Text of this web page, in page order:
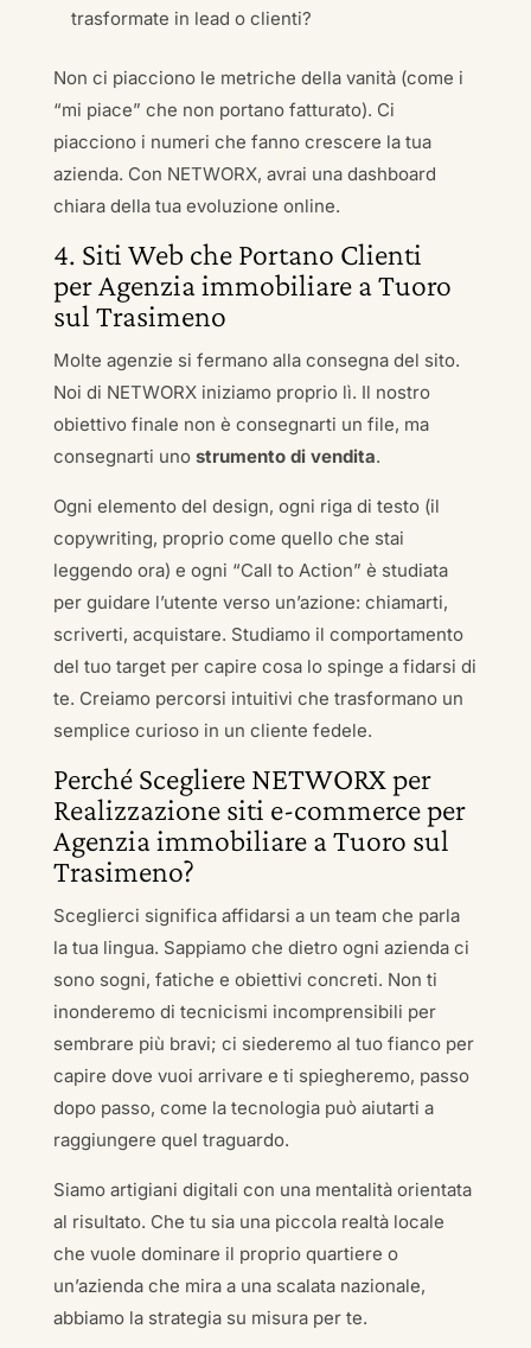
trasformate in lead o clienti?
Non ci piacciono le metriche della vanità (come i
“mi piace” che non portano fatturato). Ci
piacciono i numeri che fanno crescere la tua
azienda. Con NETWORX, avrai una dashboard
chiara della tua evoluzione online.
4. Siti Web che Portano Clienti
per Agenzia immobiliare a Tuoro
sul Trasimeno
Molte agenzie si fermano alla consegna del sito.
Noi di NETWORX iniziamo proprio lì. Il nostro
obiettivo finale non è consegnarti un file, ma
consegnarti uno strumento di vendita.
Ogni elemento del design, ogni riga di testo (il
copywriting, proprio come quello che stai
leggendo ora) e ogni “Call to Action” è studiata
per guidare l’utente verso un’azione: chiamarti,
scriverti, acquistare. Studiamo il comportamento
del tuo target per capire cosa lo spinge a fidarsi di
te. Creiamo percorsi intuitivi che trasformano un
semplice curioso in un cliente fedele.
Perché Scegliere NETWORX per
Realizzazione siti e-commerce per
Agenzia immobiliare a Tuoro sul
Trasimeno?
Sceglierci significa affidarsi a un team che parla
la tua lingua. Sappiamo che dietro ogni azienda ci
sono sogni, fatiche e obiettivi concreti. Non ti
inonderemo di tecnicismi incomprensibili per
sembrare più bravi; ci siederemo al tuo fianco per
capire dove vuoi arrivare e ti spiegheremo, passo
dopo passo, come la tecnologia può aiutarti a
raggiungere quel traguardo.
Siamo artigiani digitali con una mentalità orientata
al risultato. Che tu sia una piccola realtà locale
che vuole dominare il proprio quartiere o
un’azienda che mira a una scalata nazionale,
abbiamo la strategia su misura per te.